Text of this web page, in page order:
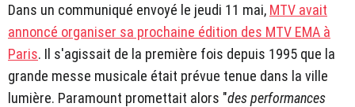
Dans un communiqué envoyé le jeudi 11 mai, MTV avait
annoncé organiser sa prochaine édition des MTV EMA à
Paris. Il s'agissait de la première fois depuis 1995 que la
grande messe musicale était prévue tenue dans la ville
lumière. Paramount promettait alors "des performances